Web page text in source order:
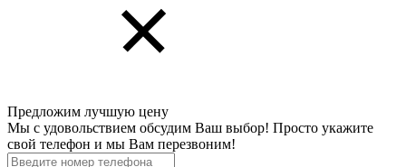
Предложим лучшую цену
Мы с удовольствием обсудим Ваш выбор! Просто укажите
свой телефон и мы Вам перезвоним!